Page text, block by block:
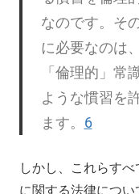
なのです。そ
に必要なのは
「倫理的」常
ような慣習を
ます。 6
しかし、これらす
に関する法律につ